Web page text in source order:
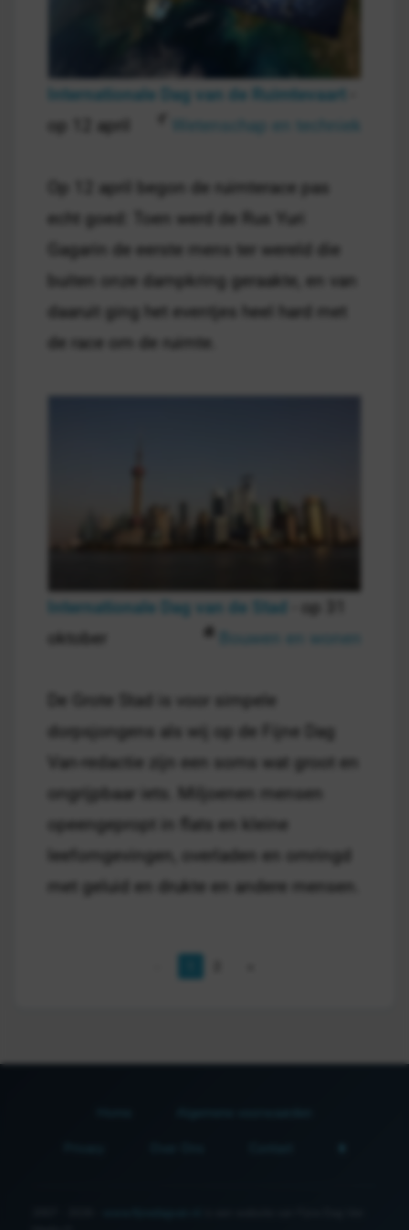
Internationale Dag van de Ruimtevaart
op 12 april
Wetenschap en techniek
Op 12 april begon de ruimterace pas
echt goed: Toen werd de Rus Yuri
Gagarin de eerste mens ter wereld die
buiten onze dampkring geraakte, en van
daaruit ging het eventjes heel hard met
de race om de ruimte.
Internationale Dag van de Stad
- op 31
oktober
De Grote Stad is voor simpele
dorpsjongens als wij op de Fijne Dag
Van-redactie zijn een soms wat groot en
ongrijpbaar iets. Miljoenen mensen
opeengepropt in flats en kleine
leefomgevingen, overladen en omringd
met geluid en drukte en andere mensen.